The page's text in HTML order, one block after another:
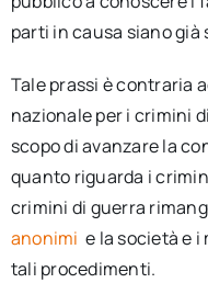
parti in causa siano
Tale prassi è contraria
nazionale per i crimini
scopo di avanzare la
quanto riguarda i
crimini di guerra
anonimi e la società e i
tali procedimenti.